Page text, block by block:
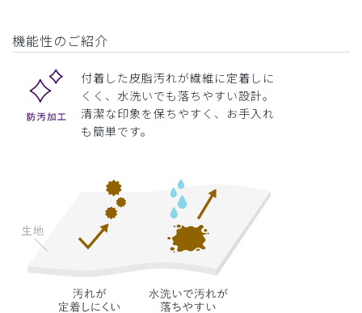
機能性のご紹介
付着した皮脂汚れが繊維に定着しに
くく、水洗いでも落ちやすい設計。
清潔な印象を保ちやすく、お手入れ
も簡単です。